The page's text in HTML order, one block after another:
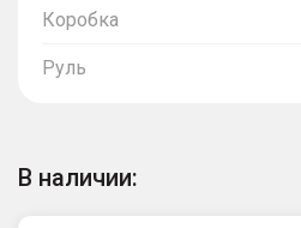
Коробка
Руль
В наличии: